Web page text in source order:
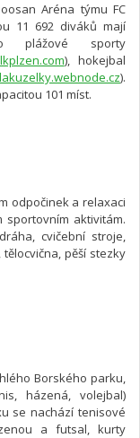
Aréna týmu FC
11 692 diváků mají
sporty
), hokejbal
).
101 míst.
odpočinek a relaxaci
aktivitám.
cvičební stroje,
pěší stezky
Borského parku,
házená, volejbal)
se nachází tenisové
a futsal, kurty